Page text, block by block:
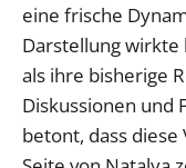
eine frische
Darstellung
als ihre bisherige
Diskussionen und
betont, dass